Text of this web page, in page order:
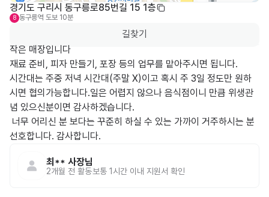
경기도 구리시 동구릉로85번길 15 1층
8 동구릉역 도보 10분
길찾기
작은 매장입니다
재료 준비, 피자 만들기, 포장 등의 업무를 맡아주시면 됩니다.
시간대는 주중 저녁 시간대(주말 X)이고 혹시 주 3일 정도만 원하
시면 협의가능합니다.일은 어렵지 않으나 음식점이니 만큼 위생관
념 있으신분이면 감사하겠습니다.
선호합니다. 감사합니다.
최** 사장님
2개월 전 활동보통 1시간 이내 지원서 확인